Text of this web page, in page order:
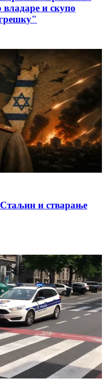
и скупо
и стварање